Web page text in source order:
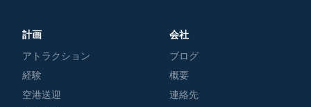
計画
アトラクション
経験
空港送迎
会社
ブログ
概要
連絡先